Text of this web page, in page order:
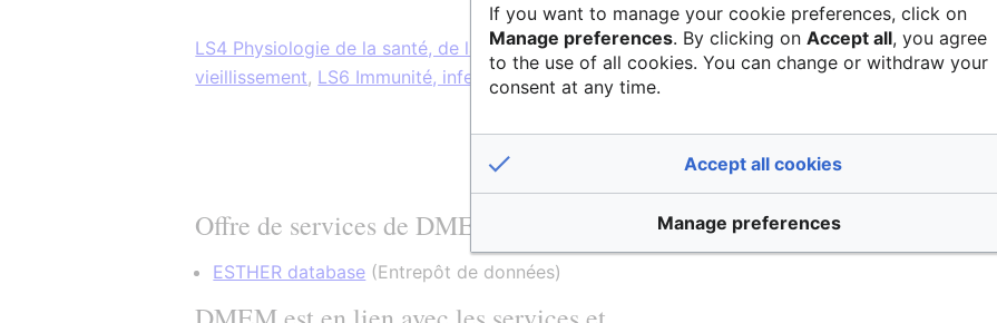
Leaflet| ©
LS4 Physiologie de la santé, de la maladie et du
vieillissement, LS6 Immunité, infection et immunothérapie
Offre de services de DMEM
ESTHER database (Entrepôt de données)
If you want to manage your cookie preferences, click on
Manage preferences. By clicking on Accept all, you agree
to the use of all cookies. You can change or withdraw your
consent at any time.
Accept all cookies
Manage preferences